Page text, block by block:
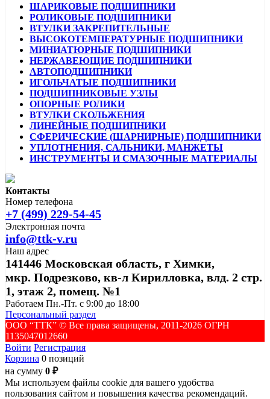
ШАРИКОВЫЕ ПОДШИПНИКИ
РОЛИКОВЫЕ ПОДШИПНИКИ
ВТУЛКИ ЗАКРЕПИТЕЛЬНЫЕ
ВЫСОКОТЕМПЕРАТУРНЫЕ ПОДШИПНИКИ
МИНИАТЮРНЫЕ ПОДШИПНИКИ
НЕРЖАВЕЮЩИЕ ПОДШИПНИКИ
АВТОПОДШИПНИКИ
ИГОЛЬЧАТЫЕ ПОДШИПНИКИ
ПОДШИПНИКОВЫЕ УЗЛЫ
ОПОРНЫЕ РОЛИКИ
ВТУЛКИ СКОЛЬЖЕНИЯ
ЛИНЕЙНЫЕ ПОДШИПНИКИ
СФЕРИЧЕСКИЕ (ШАРНИРНЫЕ) ПОДШИПНИКИ
УПЛОТНЕНИЯ, САЛЬНИКИ, МАНЖЕТЫ
ИНСТРУМЕНТЫ И СМАЗОЧНЫЕ МАТЕРИАЛЫ
Контакты
Номер телефона
+7 (499) 229-54-45
Электронная почта
info@ttk-v.ru
Наш адрес
141446 Московская область, г Химки,
мкр. Подрезково, кв-л Кирилловка, влд. 2 стр.
1, этаж 2, помещ. №1
Работаем Пн.-Пт. с 9:00 до 18:00
Персональный раздел
ООО “ТТК” ©️ Все права защищены, 2011-2026 ОГРН
1135047012660
Войти Регистрация
Корзина 0 позиций
на сумму 0 ₽
Мы используем файлы cookie для вашего удобства
пользования сайтом и повышения качества рекомендаций.